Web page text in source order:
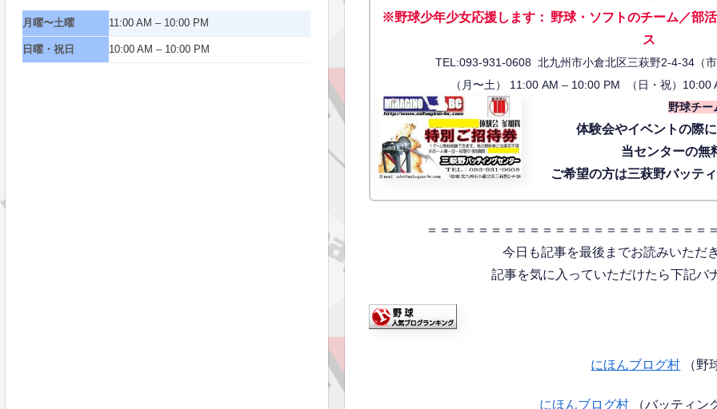
※野球少年少女応援します： 野球・ソフトのチーム／部
ス
TEL:093-931-0608 北九州市小倉北区三萩野2-4-34（
（月〜土） 11:00 AM – 10:00 PM （日・祝）
野球チー
体験会やイベントの際
当センターの無
ご希望の方は三萩野バッテ
＝＝＝＝＝＝＝＝＝＝＝＝＝＝＝＝＝＝＝＝＝
今日も記事を最後までお読みいただ
記事を気に入っていただけたら下記バ
にほんブログ村 （野
にほんブログ村 （バッティン
月曜〜土曜 11:00 AM – 10:00 PM
日曜・祝日 10:00 AM – 10:00 PM